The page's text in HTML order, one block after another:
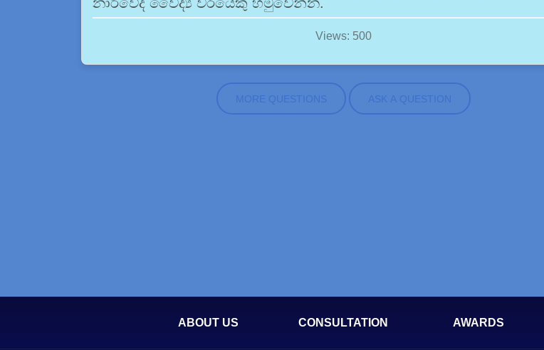
Views: 500
MORE QUESTIONS ASK A QUESTION
ABOUT US CONSULTATION AWARDS